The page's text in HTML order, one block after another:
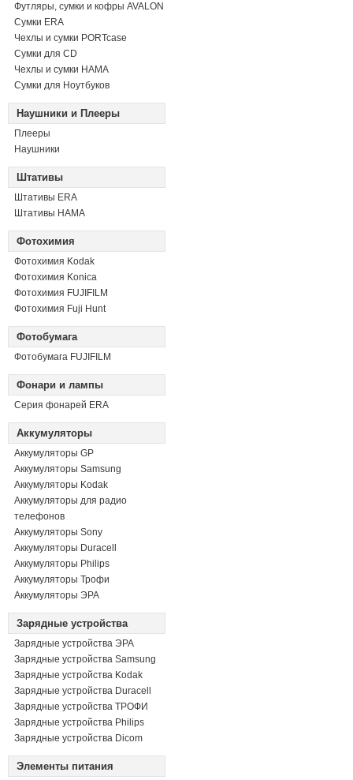
Футляры, сумки и кофры AVALON
Сумки ERA
Чехлы и сумки PORTcase
Сумки для CD
Чехлы и сумки HAMA
Сумки для Ноутбуков
Наушники и Плееры
Плееры
Наушники
Штативы
Штативы ERA
Штативы HAMA
Фотохимия
Фотохимия Kodak
Фотохимия Konica
Фотохимия FUJIFILM
Фотохимия Fuji Hunt
Фотобумага
Фотобумага FUJIFILM
Фонари и лампы
Серия фонарей ERA
Аккумуляторы
Аккумуляторы GP
Аккумуляторы Samsung
Аккумуляторы Kodak
Аккумуляторы для радио
телефонов
Аккумуляторы Sony
Аккумуляторы Duracell
Аккумуляторы Philips
Аккумуляторы Трофи
Аккумуляторы ЭРА
Зарядные устройства
Зарядные устройства ЭРА
Зарядные устройства Samsung
Зарядные устройства Kodak
Зарядные устройства Duracell
Зарядные устройства ТРОФИ
Зарядные устройства Philips
Зарядные устройства Dicom
Элементы питания